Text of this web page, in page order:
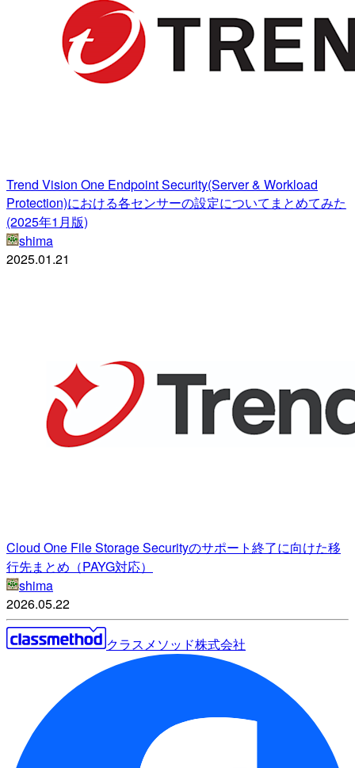
Trend Vision One Endpoint Security(Server & Workload
Protection)における各センサーの設定についてまとめてみた
(2025年1月版)
shima
2025.01.21
Cloud One File Storage Securityのサポート終了に向けた移
行先まとめ（PAYG対応）
shima
2026.05.22
クラスメソッド株式会社